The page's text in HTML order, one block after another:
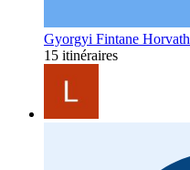
Gyorgyi Fintane Horvath
15 itinéraires